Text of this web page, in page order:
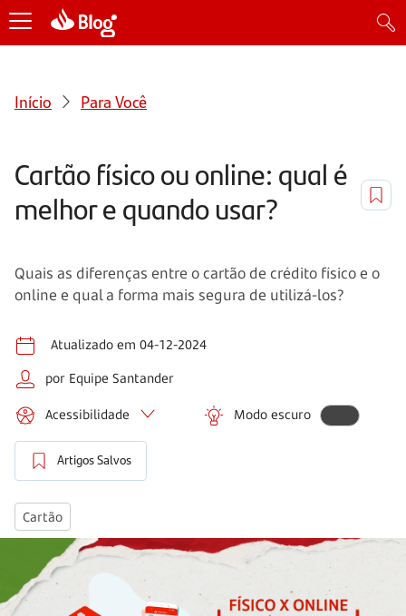
Início Para Você
Cartão físico ou online: qual é
melhor e quando usar?
Quais as diferenças entre o cartão de crédito físico e o
online e qual a forma mais segura de utilizá-los?
Atualizado em 04-12-2024
por Equipe Santander
Acessibilidade Modo escuro
Artigos Salvos
Cartão